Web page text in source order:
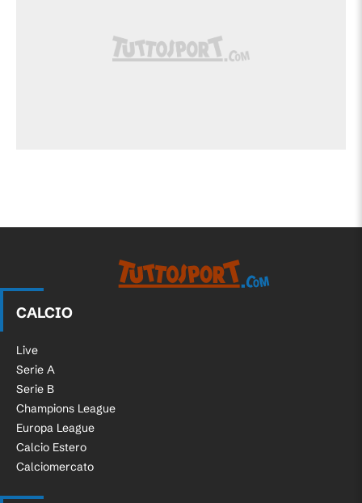
CALCIO
Live
Serie A
Serie B
Champions League
Europa League
Calcio Estero
Calciomercato